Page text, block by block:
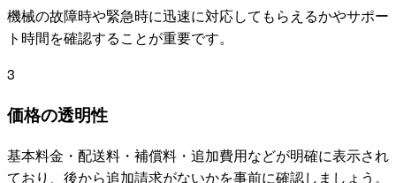
機械の故障時や緊急時に迅速に対応してもらえるかやサポー
ト時間を確認することが重要です。
3
価格の透明性
基本料金・配送料・補償料・追加費用などが明確に表示され
ており、後から追加請求がないかを事前に確認しましょう。